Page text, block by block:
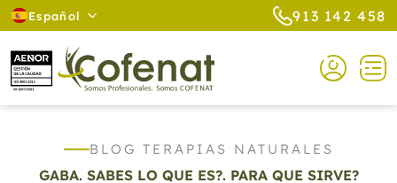
Español 913 142 458
BLOG TERAPIAS NATURALES
GABA. SABES LO QUE ES?. PARA QUE SIRVE?